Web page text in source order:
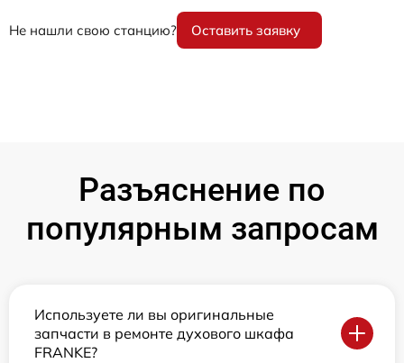
Не нашли свою станцию? Оставить заявку
Разъяснение по
популярным запросам
Используете ли вы оригинальные
запчасти в ремонте духового шкафа
FRANKE?